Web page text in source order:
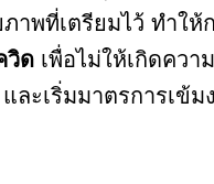
าพที่เตรียมไว้ ทำใ
วิด เพื่อไม่ให้เกิดคว
ละเริ่มมาตรการเข้